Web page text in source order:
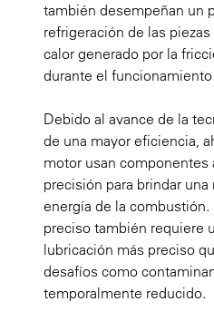
también desempeñan un
refrigeración de las
calor generado por la
durante el
Debido al avance de la
de una mayor eficiencia,
motor usan componentes
precisión para brindar
energía de la combustión.
preciso también requiere
lubricación más preciso
desafíos como
temporalmente reducido.